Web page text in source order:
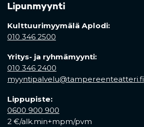
Lipunmyynti
Kulttuurimyymälä Aplodi:
010 346 2500
Yritys- ja ryhmämyynti:
010 346 2400
myyntipalvelu@tampereenteatteri.fi
Lippupiste:
0600 900 900
2 €/alk.min+mpm/pvm